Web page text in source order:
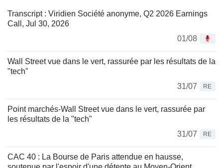
Transcript : Viridien Société anonyme, Q2 2026 Earnings
Call, Jul 30, 2026
01/08
Wall Street vue dans le vert, rassurée par les résultats de la
"tech"
31/07
RE
Point marchés-Wall Street vue dans le vert, rassurée par
les résultats de la "tech"
31/07
RE
CAC 40 : La Bourse de Paris attendue en hausse,